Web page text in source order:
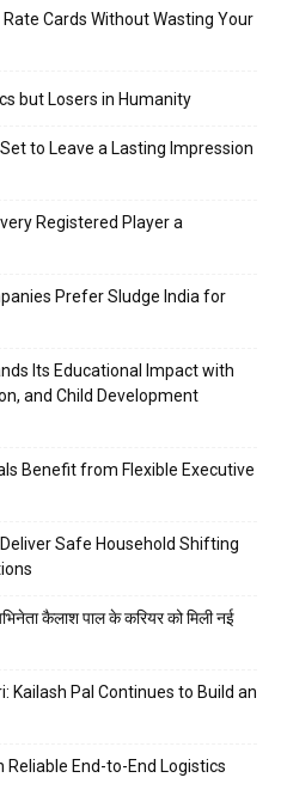
Cards Without Wasting Your
but Losers in Humanity
to Leave a Lasting Impression
Registered Player a
Prefer Sludge India for
Its Educational Impact with
and Child Development
Benefit from Flexible Executive
Safe Household Shifting
कैलाश पाल के करियर को मिली नई
Kailash Pal Continues to Build an
End-to-End Logistics